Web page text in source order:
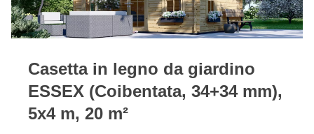
Casetta in legno da giardino
ESSEX (Coibentata, 34+34 mm),
5x4 m, 20 m²